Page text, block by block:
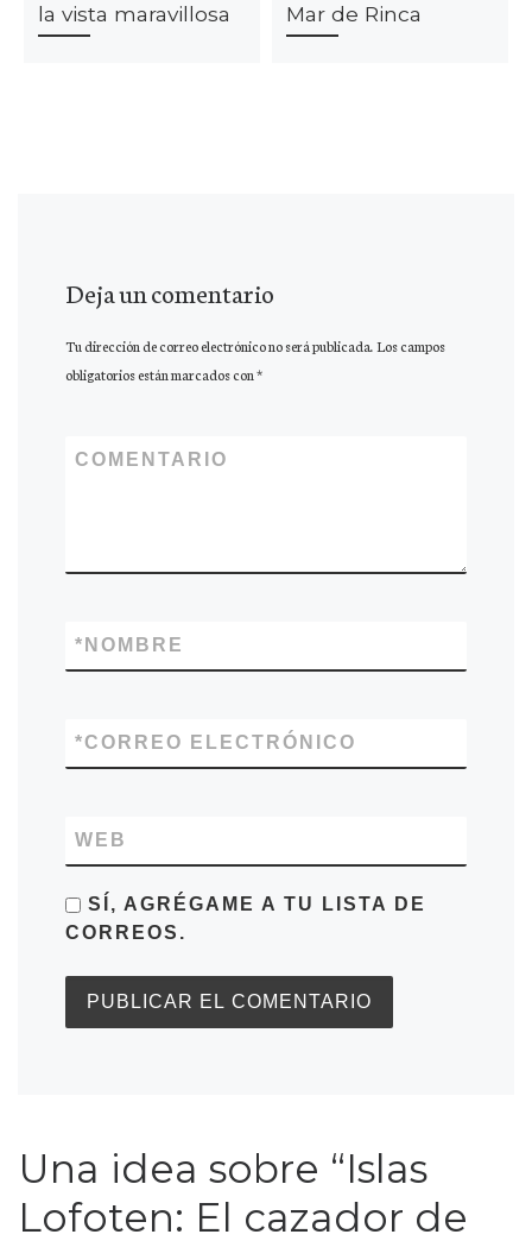
la vista maravillosa
Mar de Rinca
Deja un comentario
Tu dirección de correo electrónico no será publicada.Los campos
obligatorios están marcados con*
COMENTARIO
NOMBRE
*
CORREO ELECTRÓNICO
*
WEB
SÍ, AGRÉGAME A TU LISTA DE
CORREOS.
Una idea sobre “Islas
Lofoten: El cazador de